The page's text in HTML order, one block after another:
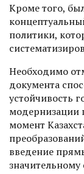
Кроме того,
политики,
Необходимо
документа
устойчивость
модернизации
момент
введение